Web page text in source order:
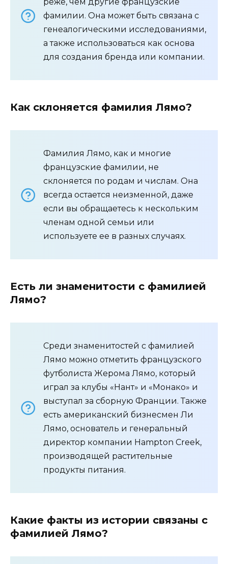
фамилии. Она может быть связана с
генеалогическими исследованиями,
а также использоваться как основа
для создания бренда или компании.
Как склоняется фамилия Лямо?
Фамилия Лямо, как и многие
французские фамилии, не
склоняется по родам и числам. Она
всегда остается неизменной, даже
если вы обращаетесь к нескольким
членам одной семьи или
используете ее в разных случаях.
Есть ли знаменитости с фамилией
Лямо?
Среди знаменитостей с фамилией
Лямо можно отметить французского
футболиста Жерома Лямо, который
играл за клубы «Нант» и «Монако» и
выступал за сборную Франции. Также
есть американский бизнесмен Ли
Лямо, основатель и генеральный
директор компании Hampton Creek,
производящей растительные
продукты питания.
Какие факты из истории связаны с
фамилией Лямо?